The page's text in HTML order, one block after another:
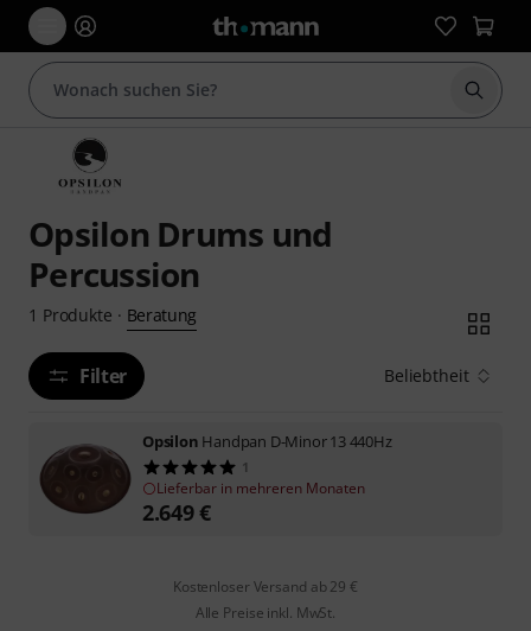
Suche
Opsilon Drums und
Percussion
1 Produkte · Beratung
Filter Beliebtheit
Opsilon Handpan D-Minor 13 440Hz
1
Lieferbar in mehreren Monaten
2.649€
Kostenloser Versand ab 29 €
Alle Preise inkl. MwSt.